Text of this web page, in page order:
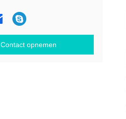
Contact opnemen